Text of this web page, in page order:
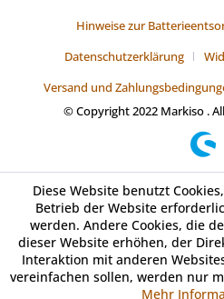
Hinweise zur
Datenschutzerklärung
Versand und
© Copyright 2022 Markiso .
Diese Website benutzt
Betrieb der Website
werden. Andere Cookies, die
dieser Website erhöhen, der
Interaktion mit anderen
vereinfachen sollen, werden nur
Mehr